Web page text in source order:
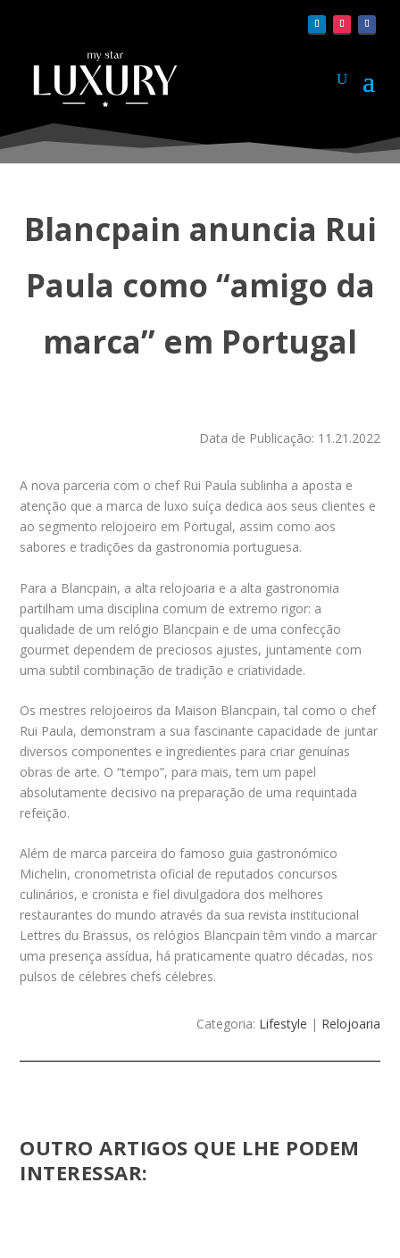
Blancpain anuncia Rui
Paula como “amigo da
marca” em Portugal
Data de Publicação: 11.21.2022
A nova parceria com o chef Rui Paula sublinha a aposta e
atenção que a marca de luxo suíça dedica aos seus clientes e
ao segmento relojoeiro em Portugal, assim como aos
sabores e tradições da gastronomia portuguesa.
Para a Blancpain, a alta relojoaria e a alta gastronomia
partilham uma disciplina comum de extremo rigor: a
qualidade de um relógio Blancpain e de uma confecção
gourmet dependem de preciosos ajustes, juntamente com
uma subtil combinação de tradição e criatividade.
Os mestres relojoeiros da Maison Blancpain, tal como o chef
Rui Paula, demonstram a sua fascinante capacidade de juntar
diversos componentes e ingredientes para criar genuínas
obras de arte. O “tempo”, para mais, tem um papel
absolutamente decisivo na preparação de uma requintada
refeição.
Além de marca parceira do famoso guia gastronómico
Michelin, cronometrista oficial de reputados concursos
culinários, e cronista e fiel divulgadora dos melhores
restaurantes do mundo através da sua revista institucional
Lettres du Brassus, os relógios Blancpain têm vindo a marcar
uma presença assídua, há praticamente quatro décadas, nos
pulsos de célebres chefs célebres.
Categoria: Lifestyle | Relojoaria
OUTRO ARTIGOS QUE LHE PODEM
INTERESSAR: